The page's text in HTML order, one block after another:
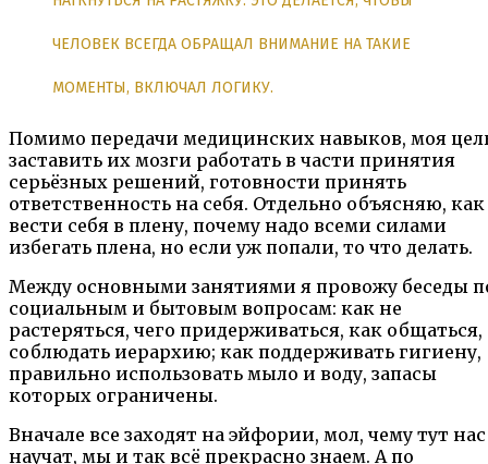
ЧЕЛОВЕК ВСЕГДА ОБРАЩАЛ ВНИМАНИЕ НА ТАКИЕ
МОМЕНТЫ, ВКЛЮЧАЛ ЛОГИКУ.
Помимо передачи медицинских навыков, моя
заставить их мозги работать в части принятия
серьёзных решений, готовности принять
ответственность на себя. Отдельно объясняю, как
вести себя в плену, почему надо всеми силами
избегать плена, но если уж попали, то что делать.
Между основными занятиями я провожу беседы
социальным и бытовым вопросам: как не
растеряться, чего придерживаться, как общаться,
соблюдать иерархию; как поддерживать гигиену,
правильно использовать мыло и воду, запасы
которых ограничены.
Вначале все заходят на эйфории, мол, чему тут нас
научат, мы и так всё прекрасно знаем. А по